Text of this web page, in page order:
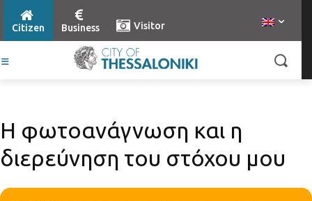
Citizen Business Visitor
Η φωτοανάγνωση και η
διερεύνηση του στόχου μου